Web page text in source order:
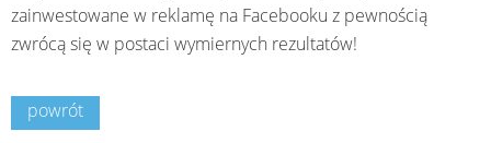
zainwestowane w reklamę na Facebooku z pewnością
zwrócą się w postaci wymiernych rezultatów!
powrót